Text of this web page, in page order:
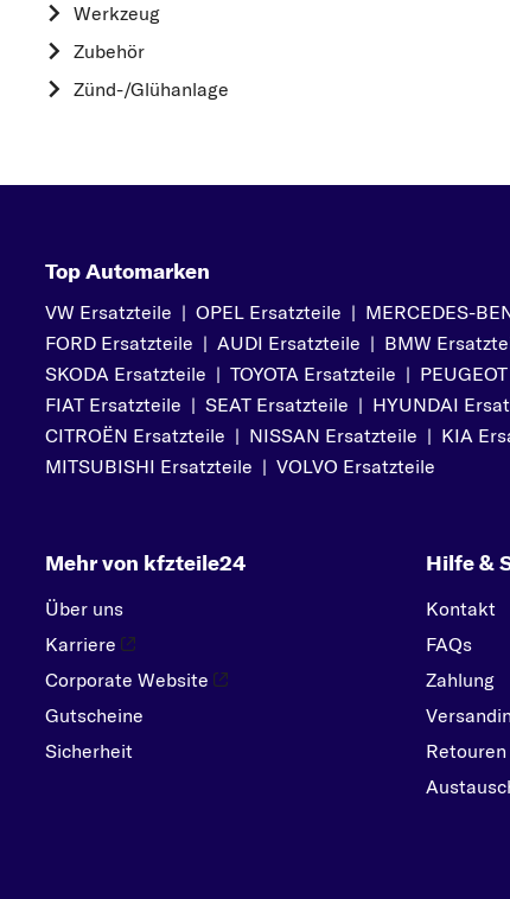
Werkzeug
Zubehör
Zünd-/Glühanlage
OPEL
PEUGEOT
PORSCHE
R
SKODA
SMART
SUBARU
SUZUKI
TOYOTA
Top Automarken
VW Ersatzteile | OPEL Ersatzteile | MERCEDES-
FORD Ersatzteile | AUDI Ersatzteile | BMW
SKODA Ersatzteile | TOYOTA Ersatzteile |
FIAT Ersatzteile | SEAT Ersatzteile | HYUNDAI
CITROËN Ersatzteile | NISSAN Ersatzteile | KIA
MITSUBISHI Ersatzteile | VOLVO Ersatzteile
Mehr von kfzteile24
Über uns
Karriere
Corporate Website
Gutscheine
Sicherheit
Hilfe &
Kontakt
FAQs
Zahlung